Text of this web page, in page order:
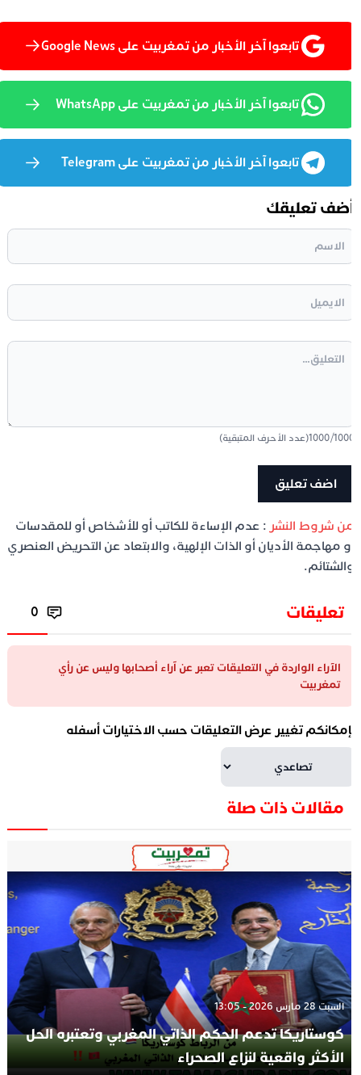
تابعوا آخر الأخبار من تمغربيت على Google News
تابعوا آخر الأخبار من تمغربيت على WhatsApp
تابعوا آخر الأخبار من تمغربيت على Telegram
تعليقك
/
1000(عدد الأحرف المتبقية)
شروط النشر: عدم الإساءة للكاتب أو للأشخاص أو للمقدسات
مهاجمة الأديان أو الذات الإلهية، والابتعاد عن التحريض العنصري
تعليقات 0
الآراء الواردة في التعليقات تعبر عن آراء أصحابها وليس عن رأي
تمغربيت
تغيير عرض التعليقات حسب الاختيارات أسفله
مقالات ذات صلة
السبت 28 مارس 2026 - 13:05
كوستاريكا تدعم الحكم الذاتي المغربي وتعتبره الحل
الأكثر واقعية لنزاع الصحراء